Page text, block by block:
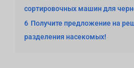
сортировочных машин для
6 Получите предложение на
разделения насекомых!